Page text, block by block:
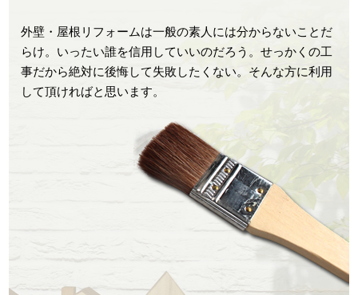
外壁・屋根リフォームは一般の素人には分からないことだ
らけ。いったい誰を信用していいのだろう。せっかくの工
事だから絶対に後悔して失敗したくない。そんな方に利用
して頂ければと思います。